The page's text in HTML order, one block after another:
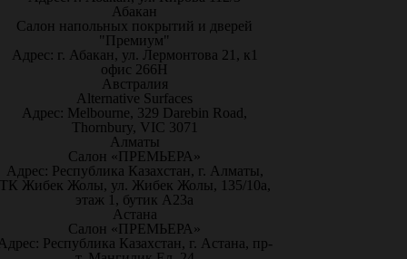
Абакан
Салон напольных покрытий и дверей
"Премиум"
Адрес: г. Абакан, ул. Лермонтова 21, к1
офис 266Н
Австралия
Alternative Surfaces
Адрес: Melbourne, 329 Darebin Road,
Thornbury, VIC 3071
Алматы
Салон «ПРЕМЬЕРА»
Адрес: Республика Казахстан, г. Алматы,
Жибек Жолы, ул. Жибек Жолы, 135/10а,
этаж 1, бутик А23а
Астана
Салон «ПРЕМЬЕРА»
Республика Казахстан, г. Астана, пр-